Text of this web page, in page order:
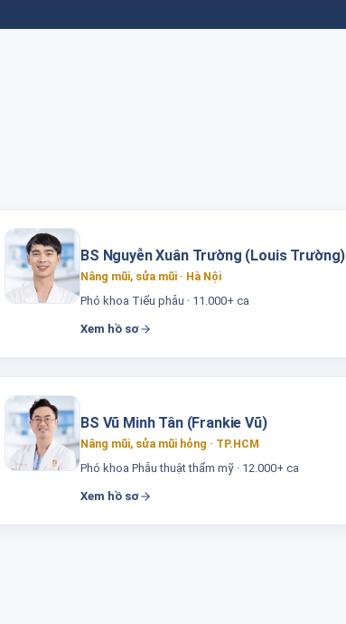
BS Nguyễn Xuân Trường (Louis Trường)
Nâng mũi, sửa mũi · Hà Nội
Phó khoa Tiểu phẫu · 11.000+ ca
Xem hồ sơ
BS Vũ Minh Tân (Frankie Vũ)
Nâng mũi, sửa mũi hỏng · TP.HCM
Phó khoa Phẫu thuật thẩm mỹ · 12.000+ ca
Xem hồ sơ